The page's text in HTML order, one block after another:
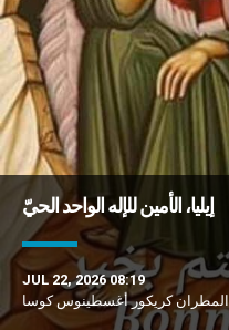
إيليا، الأمين للإله الواحد الحيّ
JUL 22, 2026 08:19
المطران كريكور أغسطينوس كوسا